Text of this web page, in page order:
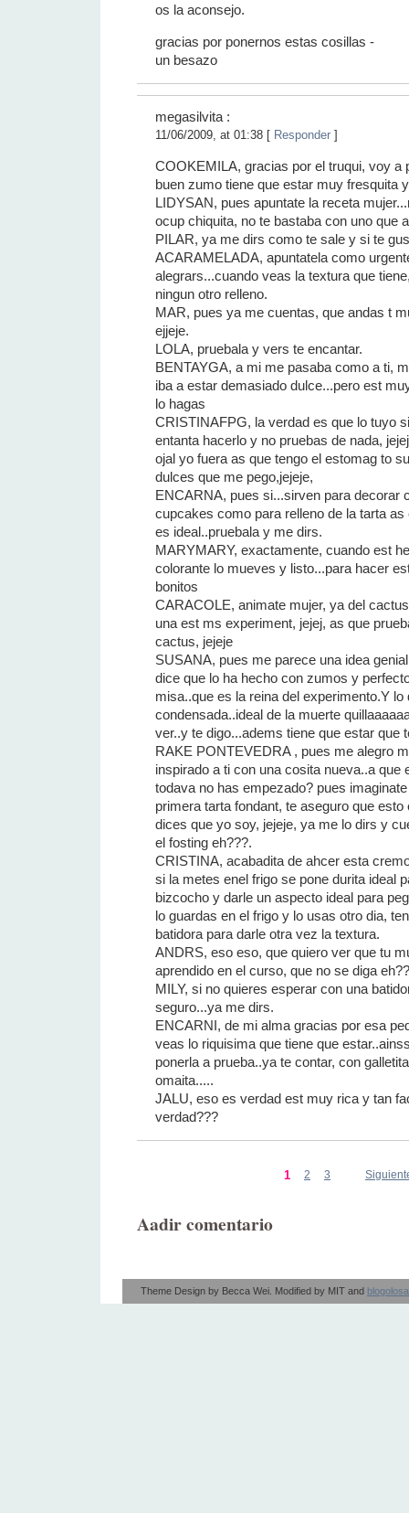
os la aconsejo.
gracias por ponernos estas cosillas -
un besazo
megasilvita :
11/06/2009, at 01:38 [ Responder ]
COOKEMILA, gracias por el truqui, voy a
buen zumo tiene que estar muy fresquita
LIDYSAN, pues apuntate la receta
ocup chiquita, no te bastaba con uno que
PILAR, ya me dirs como te sale y si te
ACARAMELADA, apuntatela como
alegrars...cuando veas la textura que
ningun otro relleno.
MAR, pues ya me cuentas, que andas t
ejjeje.
LOLA, pruebala y vers te encantar.
BENTAYGA, a mi me pasaba como a ti,
iba a estar demasiado dulce...pero est
lo hagas
CRISTINAFPG, la verdad es que lo tuyo
entanta hacerlo y no pruebas de nada,
ojal yo fuera as que tengo el estomag to
dulces que me pego,jejeje,
ENCARNA, pues si...sirven para decorar
cupcakes como para relleno de la tarta
es ideal..pruebala y me dirs.
MARYMARY, exactamente, cuando est
colorante lo mueves y listo...para hacer
bonitos
CARACOLE, animate mujer, ya del
una est ms experiment, jejej, as que
cactus, jejeje
SUSANA, pues me parece una idea
dice que lo ha hecho con zumos y
misa..que es la reina del experimento.Y lo
condensada..ideal de la muerte
ver..y te digo...adems tiene que estar que
RAKE PONTEVEDRA , pues me alegro
inspirado a ti con una cosita nueva..a que
todava no has empezado? pues
primera tarta fondant, te aseguro que
dices que yo soy, jejeje, ya me lo dirs y
el fosting eh???.
CRISTINA, acabadita de ahcer esta
si la metes enel frigo se pone durita ideal
bizcocho y darle un aspecto ideal para
lo guardas en el frigo y lo usas otro dia,
batidora para darle otra vez la textura.
ANDRS, eso eso, que quiero ver que tu
aprendido en el curso, que no se diga
MILY, si no quieres esperar con una
seguro...ya me dirs.
ENCARNI, de mi alma gracias por esa
veas lo riquisima que tiene que
ponerla a prueba..ya te contar, con
omaita.....
JALU, eso es verdad est muy rica y tan
verdad???
1 2 3
Aadir comentario
Theme Design by Becca Wei . Modified by MIT and